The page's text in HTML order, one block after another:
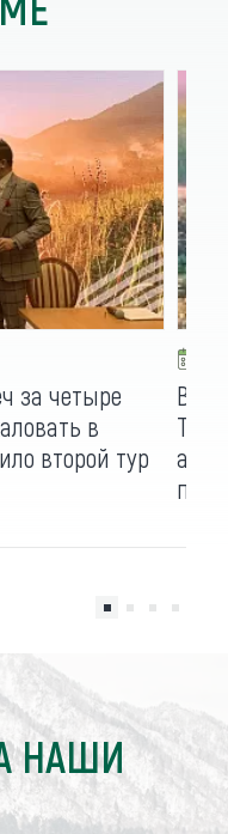
за четыре
в
второй тур
В
НАШИ